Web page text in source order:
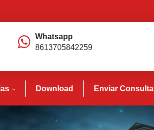
Whatsapp
8613705842259
Download Enviar Consulta